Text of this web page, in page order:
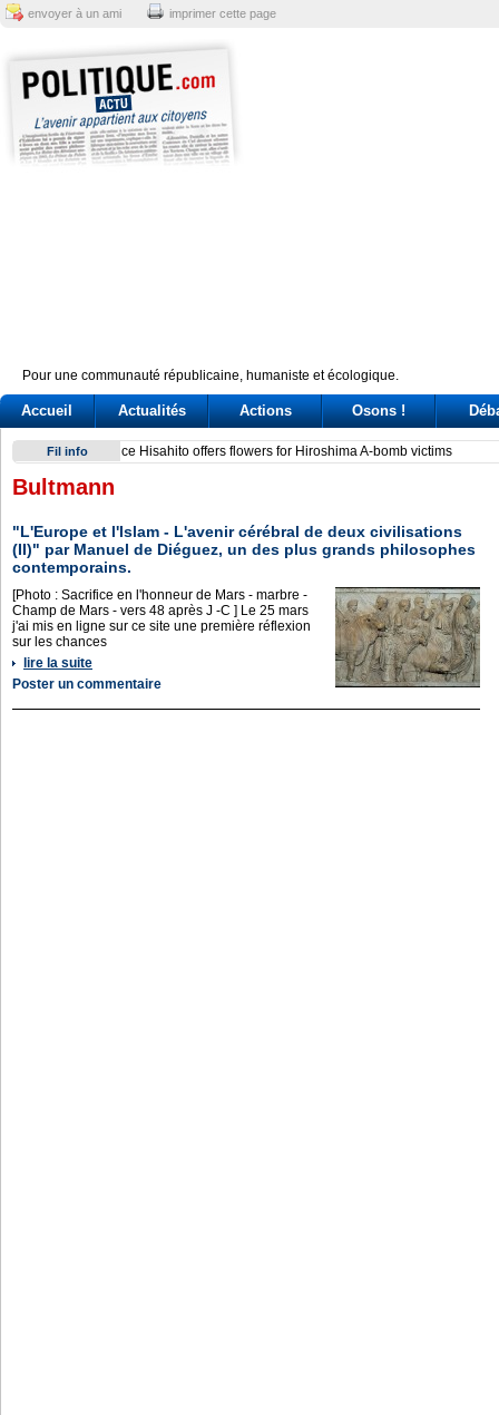
envoyer à un ami imprimer cette page
Pour une communauté républicaine, humaniste et écologique.
Accueil Actualités Actions Osons !
Fil info Conte e l'audizione in Commissione Covid: tre ore di
Bultmann
"L'Europe et l'Islam - L'avenir cérébral de deux civilisations
(II)" par Manuel de Diéguez, un des plus grands philosophes
contemporains.
[Photo : Sacrifice en l'honneur de Mars - marbre -
Champ de Mars - vers 48 après J -C ] Le 25 mars
j'ai mis en ligne sur ce site une première réflexion
sur les chances
lire la suite
Poster un commentaire